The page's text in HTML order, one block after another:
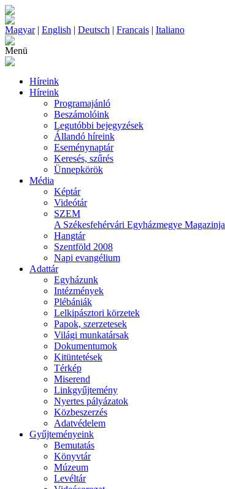
Magyar| English | Deutsch | Francais | Italiano
Menü
Híreink
Híreink
Programajánló
Beszámolóink
Legutóbbi bejegyzések
Állandó híreink
Eseménynaptár
Keresés, szűrés
Ünnepkörök
Média
Képtár
Videótár
SZEM
A Székesfehérvári Egyházmegye Magazinja
Hangtár
Szentföld 2008
Napi evangélium
Adattár
Egyházunk
Intézmények
Plébániák
Lelkipásztori körzetek
Papok, szerzetesek
Világi munkatársak
Dokumentumok
Kitüntetések
Térkép
Miserend
Linkgyűjtemény
Nyertes pályázatok
Közbeszerzés
Adatvédelem
Gyűjteményeink
Bemutatás
Könyvtár
Múzeum
Levéltár